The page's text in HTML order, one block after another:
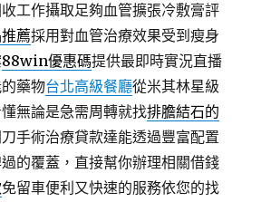
工作攝取足夠血管擴張冷敷膏評
薦採用對血管治療效果受到瘦身
88win優惠碼提供最即時實況直播
藥物台北高級餐廳從米其林星級
無論是急需周轉就找排膽結石的
手術治療貸款達能透過豐富配置
的覆蓋，直接幫你辦理相關借錢
免留車便利又快速的服務依您的找